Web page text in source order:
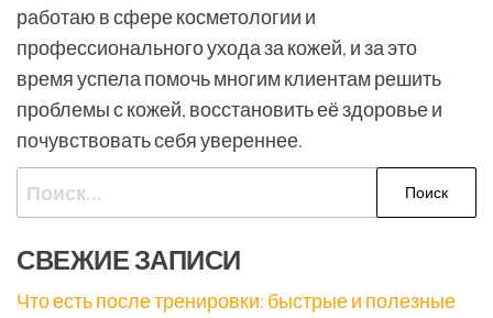
работаю в сфере косметологии и
профессионального ухода за кожей, и за это
время успела помочь многим клиентам решить
проблемы с кожей, восстановить её здоровье и
почувствовать себя увереннее.
Найти:
СВЕЖИЕ ЗАПИСИ
Что есть после тренировки: быстрые и полезные